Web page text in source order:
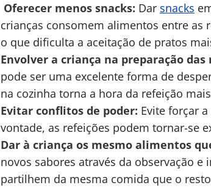
Oferecer menos snacks: Dar snacks
crianças consomem alimentos entre as
o que dificulta a aceitação de pratos
Envolver a criança na preparação das
pode ser uma excelente forma de
na cozinha torna a hora da refeição
Evitar conflitos de poder: Evite forçar
vontade, as refeições podem tornar-se
Dar à criança os mesmo alimentos
novos sabores através da observação
partilhem da mesma comida que o